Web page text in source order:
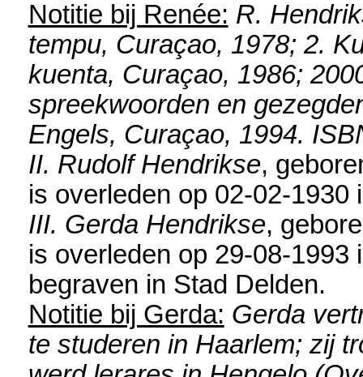
Notitie bij Renée: R.
tempu, Curaçao, 1978; 2.
kuenta, Curaçao, 1986;
spreekwoorden en
Engels, Curaçao, 1994.
II. Rudolf Hendrikse,
is overleden op 02-02-1930
III. Gerda Hendrikse,
is overleden op 29-08-1993
begraven in Stad Delden.
Notitie bij Gerda: Gerda
te studeren in Haarlem; zij